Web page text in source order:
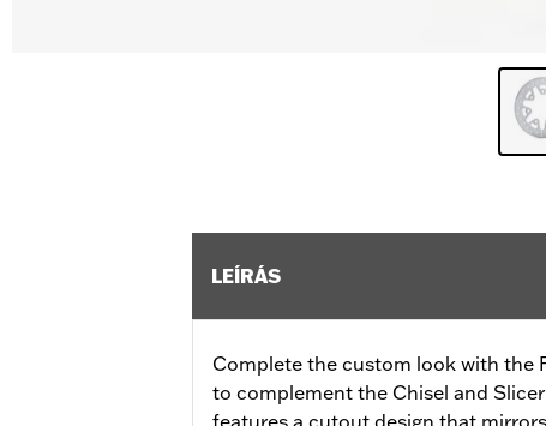
LEÍRÁS
Complete the custom look with the
to complement the Chisel and
features a cutout design that